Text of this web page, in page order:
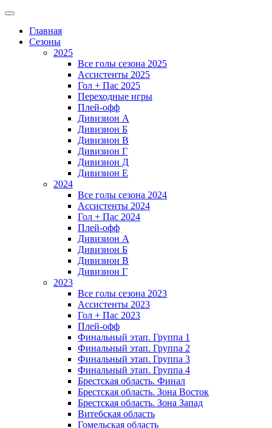
Главная
Сезоны
2025
Все голы сезона 2025
Ассистенты 2025
Гол + Пас 2025
Переходные игры
Плей-офф
Дивизион A
Дивизион Б
Дивизион В
Дивизион Г
Дивизион Д
Дивизион Е
2024
Все голы сезона 2024
Ассистенты 2024
Гол + Пас 2024
Плей-офф
Дивизион A
Дивизион Б
Дивизион В
Дивизион Г
2023
Все голы сезона 2023
Ассистенты 2023
Гол + Пас 2023
Плей-офф
Финальный этап. Группа 1
Финальный этап. Группа 2
Финальный этап. Группа 3
Финальный этап. Группа 4
Брестская область. Финал
Брестская область. Зона Восток
Брестская область. Зона Запад
Витебская область
Гомельская область